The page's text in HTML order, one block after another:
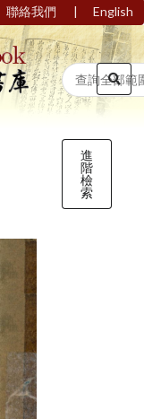
聯絡我們 | English
進
階
檢
索